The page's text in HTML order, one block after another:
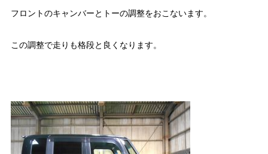
フロントのキャンバーとトーの調整をおこないます。
この調整で走りも格段と良くなります。